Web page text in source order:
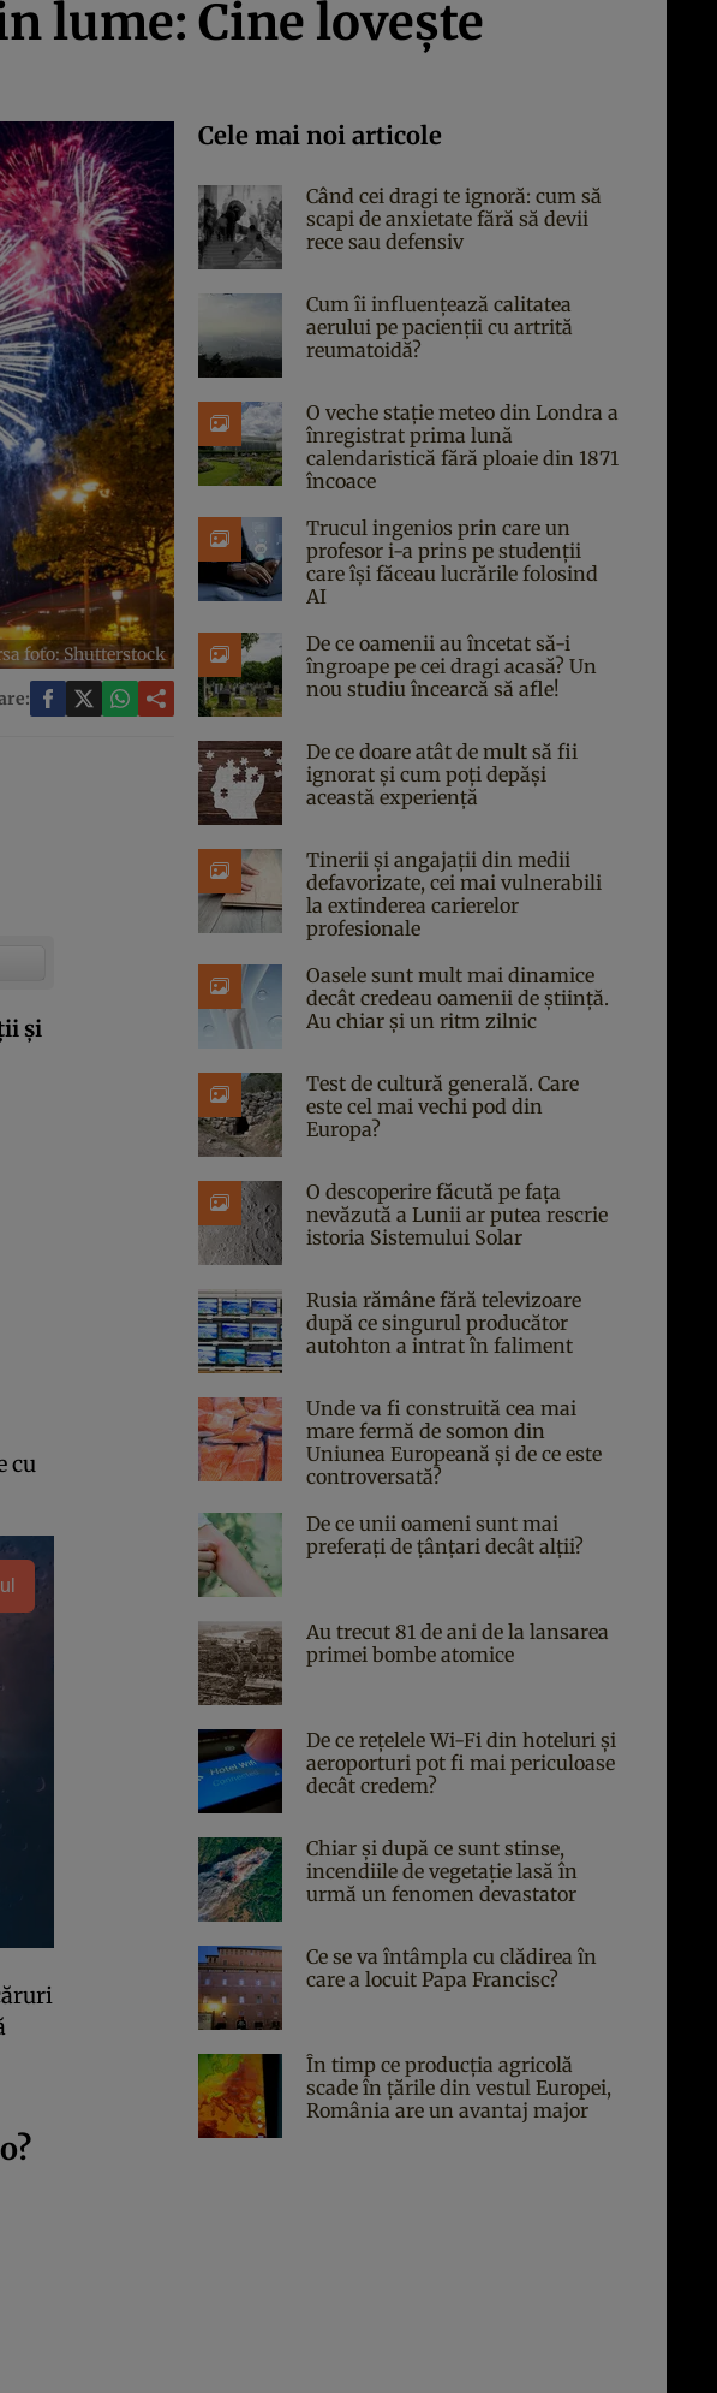
lume: Cine lovește
foto: Shutterstock
și
cu
Cele mai noi articole
Când cei dragi te ignoră: cum să
scapi de anxietate fără să devii
rece sau defensiv
Cum îi influențează calitatea
aerului pe pacienții cu artrită
reumatoidă?
O veche stație meteo din Londra a
înregistrat prima lună
calendaristică fără ploaie din 1871
încoace
Trucul ingenios prin care un
profesor i-a prins pe studenții
care își făceau lucrările folosind
AI
De ce oamenii au încetat să-i
îngroape pe cei dragi acasă? Un
nou studiu încearcă să afle!
De ce doare atât de mult să fii
ignorat și cum poți depăși
această experiență
Tinerii și angajații din medii
defavorizate, cei mai vulnerabili
la extinderea carierelor
profesionale
Oasele sunt mult mai dinamice
decât credeau oamenii de știință.
Au chiar și un ritm zilnic
Test de cultură generală. Care
este cel mai vechi pod din
Europa?
O descoperire făcută pe fața
nevăzută a Lunii ar putea rescrie
istoria Sistemului Solar
Rusia rămâne fără televizoare
după ce singurul producător
autohton a intrat în faliment
Unde va fi construită cea mai
mare fermă de somon din
Uniunea Europeană și de ce este
controversată?
De ce unii oameni sunt mai
preferați de țânțari decât alții?
Au trecut 81 de ani de la lansarea
primei bombe atomice
De ce rețelele Wi-Fi din hoteluri și
aeroporturi pot fi mai periculoase
decât credem?
Chiar și după ce sunt stinse,
incendiile de vegetație lasă în
urmă un fenomen devastator
Ce se va întâmpla cu clădirea în
care a locuit Papa Francisc?
În timp ce producția agricolă
scade în țările din vestul Europei,
România are un avantaj major